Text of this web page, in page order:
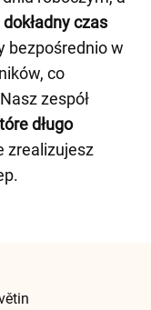
dokładny czas
bezpośrednio w
co
zespół
długo
zrealizujesz